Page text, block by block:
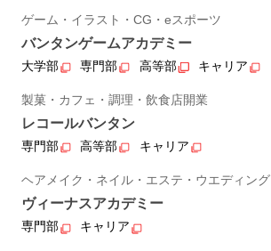
ゲーム・イラスト・CG・eスポーツ
バンタンゲームアカデミー
大学部 専門部 高等部 キャリア
製菓・カフェ・調理・飲食店開業
レコールバンタン
専門部 高等部 キャリア
ヘアメイク・ネイル・エステ・ウエディング
ヴィーナスアカデミー
専門部 キャリア